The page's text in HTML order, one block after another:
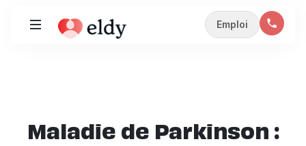
Emploi
Maladie de Parkinson :